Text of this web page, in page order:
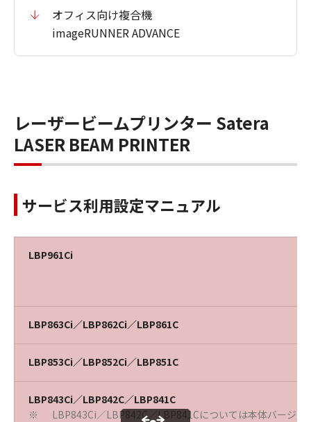
オフィス向け複合機
imageRUNNER ADVANCE
レーザービームプリンター Satera
LASER BEAM PRINTER
サービス利用設定マニュアル
LBP961Ci
LBP863Ci／LBP862Ci／LBP861C
LBP853Ci／LBP852Ci／LBP851C
LBP843Ci／LBP842C／LBP841C
※
LBP843Ci／LBP842C／LBP841Cについては本体バージョ